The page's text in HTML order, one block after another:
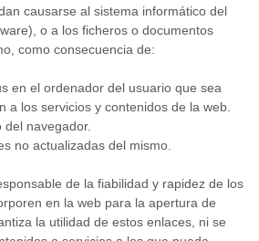
causarse al sistema informático del
o a los ficheros o documentos
como consecuencia de:
en el ordenador del usuario que sea
a los servicios y contenidos de la web.
navegador.
no actualizadas del mismo.
de la fiabilidad y rapidez de los
en la web para la apertura de
la utilidad de estos enlaces, ni se